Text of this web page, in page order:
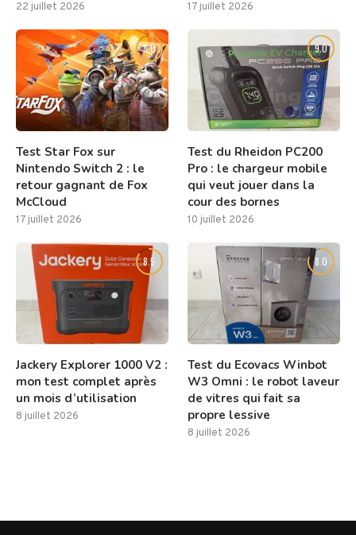
22 juillet 2026 17 juillet 2026
8.0
Test Star Fox sur
Nintendo Switch 2 : le
retour gagnant de Fox
McCloud
17 juillet 2026
9.0
Test du Rheidon PC200
Pro : le chargeur mobile
qui veut jouer dans la
cour des bornes
10 juillet 2026
8.5
Jackery Explorer 1000 V2 :
mon test complet après
un mois d’utilisation
8 juillet 2026
8.0
Test du Ecovacs Winbot
W3 Omni : le robot laveur
de vitres qui fait sa
propre lessive
8 juillet 2026